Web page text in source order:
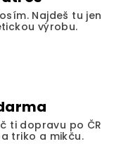
Najdeš tu jen
výrobu.
ti dopravu po ČR
triko a mikču.